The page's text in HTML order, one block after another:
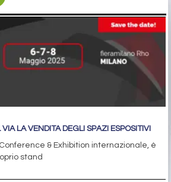
LA VENDITA DEGLI SPAZI ESPOSITIVI
& Exhibition internazionale, è
stand